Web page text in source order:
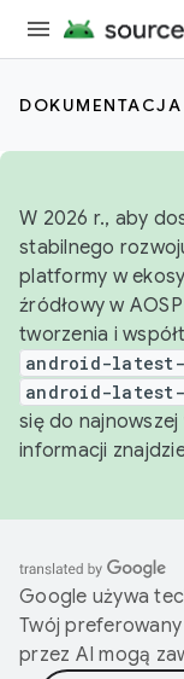
DOKUMENTACJA
W 2026 r., aby
stabilnego
platformy w
źródłowy w
tworzenia i
android-
android-
się do najnowszej
informacji
Google używa
Twój
przez AI mogą